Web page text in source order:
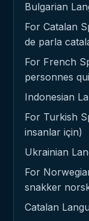
Bulgarian
For Catalan
de parla
For French
personnes
Indonesian
For Turkish
insanlar için)
Ukrainian
For
snakker
Catalan